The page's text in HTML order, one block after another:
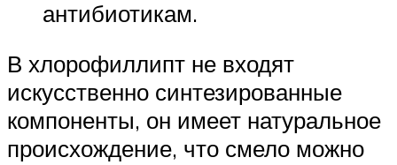
антибиотикам.
В хлорофиллипт не входят
искусственно синтезированные
компоненты, он имеет натуральное
происхождение, что смело можно